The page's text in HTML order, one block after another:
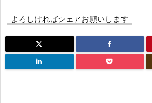
よろしければシェアお願いします